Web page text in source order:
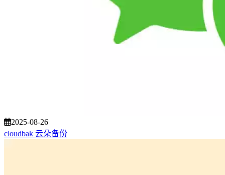
2025-08-26
cloudbak 云朵备份